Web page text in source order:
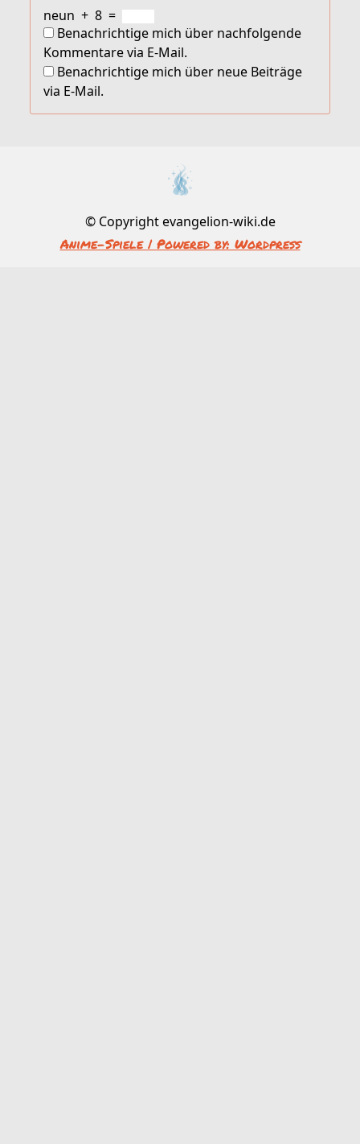
neun + 8 =
Benachrichtige mich über nachfolgende
Kommentare via E-Mail.
Benachrichtige mich über neue Beiträge
via E-Mail.
© Copyright evangelion-wiki.de
Anime-Spiele | Powered by: Wordpress